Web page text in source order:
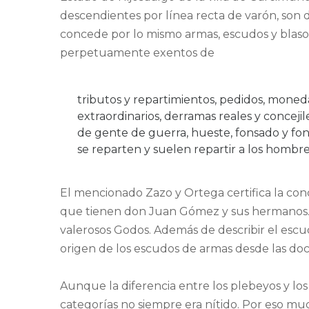
descendientes por línea recta de varón, son
concede por lo mismo armas, escudos y
perpetuamente exentos de
tributos y repartimientos, pedidos,
extraordinarios, derramas reales y
de gente de guerra, hueste, fonsado y
se reparten y suelen repartir a los
El mencionado Zazo y Ortega certifica la
que tienen don Juan Gómez y sus
valerosos Godos. Además de describir el
origen de los escudos de armas desde las
Aunque la diferencia entre los plebeyos y
categorías no siempre era nítido. Por eso